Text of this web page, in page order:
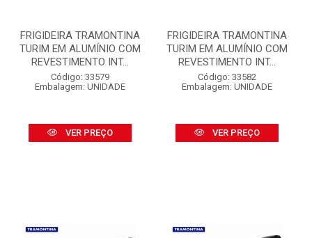
FRIGIDEIRA TRAMONTINA
TURIM EM ALUMÍNIO COM
REVESTIMENTO INT...
Código: 33579
Embalagem: UNIDADE
VER PREÇO
FRIGIDEIRA TRAMONTINA
TURIM EM ALUMÍNIO COM
REVESTIMENTO INT...
Código: 33582
Embalagem: UNIDADE
VER PREÇO